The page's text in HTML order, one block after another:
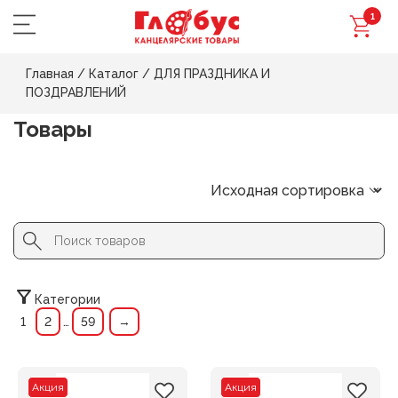
1
Главная / Каталог / ДЛЯ ПРАЗДНИКА И
ПОЗДРАВЛЕНИЙ
Товары
Search
for:
Button
Категории
1
2 … 59 →
Акция Акция